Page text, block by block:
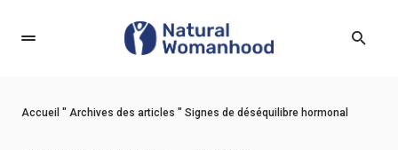
Accueil " Archives des articles " Signes de déséquilibre hormonal